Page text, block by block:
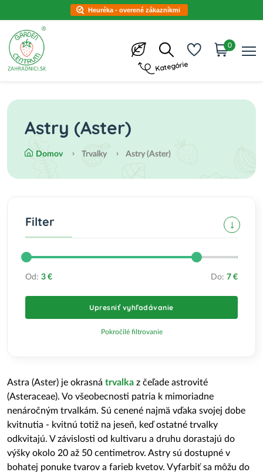
Heuréka - overené zákazníkmi
Kategórie
0
Astry (Aster)
Domov Trvalky Astry (Aster)
Filter
Od: 3 € Do: 7 €
Upresniť vyhľadávanie
Pokročilé filtrovanie
Astra (Aster) je okrasná trvalka z čeľade astrovité
(Asteraceae). Vo všeobecnosti patria k mimoriadne
nenáročným trvalkám. Sú cenené najmä vďaka svojej dobe
kvitnutia - kvitnú totiž na jeseň, keď ostatné trvalky
odkvitajú. V závislosti od kultivaru a druhu dorastajú do
výšky okolo 20 až 50 centimetrov. Astry sú dostupné v
bohatej ponuke tvarov a farieb kvetov. Vyfarbiť sa môžu do